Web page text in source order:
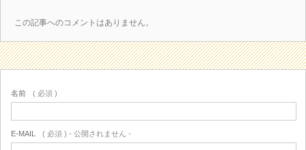
この記事へのコメントはありません。
名前 ( 必須 )
E-MAIL ( 必須 ) - 公開されません -